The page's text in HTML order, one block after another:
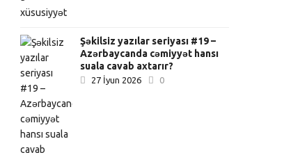
Şəkilsiz yazılar seriyası #19 –
Azərbaycanda cəmiyyət hansı
suala cavab axtarır?
27 İyun 2026 0